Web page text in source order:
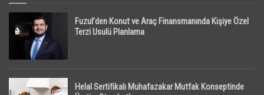
Fuzul’den Konut ve Araç Finansmanında Kişiye Özel
Terzi Usulü Planlama
Helal Sertifikalı Muhafazakar Mutfak Konseptinde